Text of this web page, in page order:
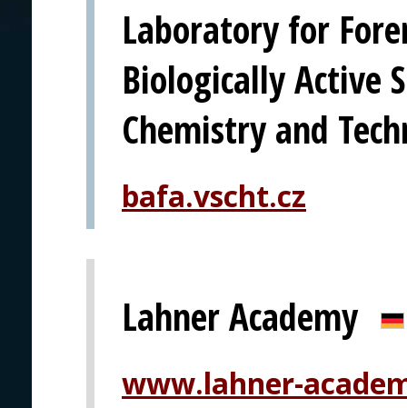
Laboratory for
Biologically Active
Chemistry and
bafa.vscht.cz
Lahner Academy
www.lahner-